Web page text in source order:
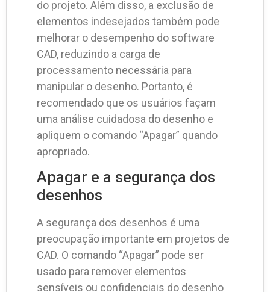
do projeto. Além disso, a exclusão de
elementos indesejados também pode
melhorar o desempenho do software
CAD, reduzindo a carga de
processamento necessária para
manipular o desenho. Portanto, é
recomendado que os usuários façam
uma análise cuidadosa do desenho e
apliquem o comando “Apagar” quando
apropriado.
Apagar e a segurança dos
desenhos
A segurança dos desenhos é uma
preocupação importante em projetos de
CAD. O comando “Apagar” pode ser
usado para remover elementos
sensíveis ou confidenciais do desenho